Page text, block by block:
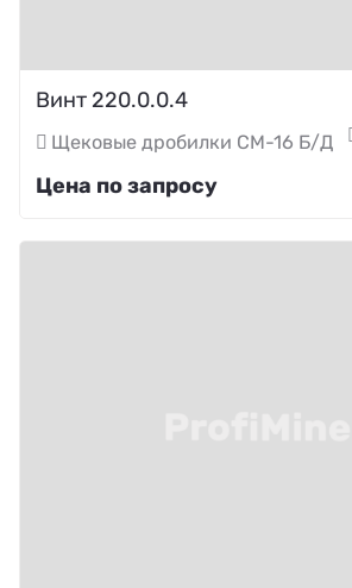
Винт 220.0.0.4
Щековые дробилки СМ-16 Б/Д
Цена по запросу